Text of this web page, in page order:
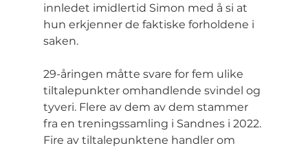
innledet imidlertid Simon med å si at
hun erkjenner de faktiske forholdene i
saken.
29-åringen måtte svare for fem ulike
tiltalepunkter omhandlende svindel og
tyveri. Flere av dem av dem stammer
fra en treningssamling i Sandnes i 2022.
Fire av tiltalepunktene handler om